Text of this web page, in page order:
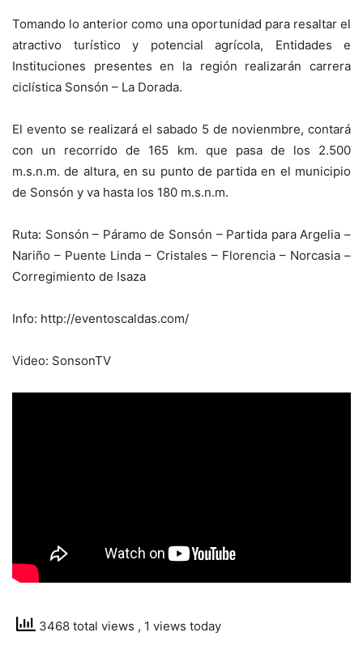
Tomando lo anterior como una oportunidad para resaltar el
atractivo turístico y potencial agrícola, Entidades e
Instituciones presentes en la región realizarán carrera
ciclística Sonsón – La Dorada.
El evento se realizará el sabado 5 de novienmbre, contará
con un recorrido de 165 km. que pasa de los 2.500
m.s.n.m. de altura, en su punto de partida en el municipio
de Sonsón y va hasta los 180 m.s.n.m.
Ruta: Sonsón – Páramo de Sonsón – Partida para Argelia –
Nariño – Puente Linda – Cristales – Florencia – Norcasia –
Corregimiento de Isaza
Info: http://eventoscaldas.com/
Video: SonsonTV
3468 total views , 1 views today